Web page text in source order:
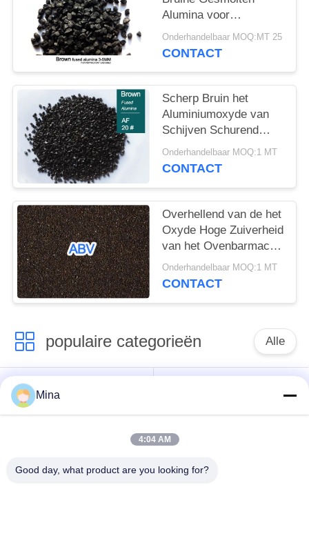
Alumina voor
Castables
Onderhandelbaar MOQ:MT 25
CONTACT
Scherp Bruin het
Aluminiumoxyde van
Schijven Schurend
Grutten FEPA 20#
Onderhandelbaar MOQ:1 MT
CONTACT
Overhellend van de het
Oxyde Hoge Zuiverheid
van het Ovenbarmac
Gesmolten Aluminium
Trigonal het
Onderhandelbaar MOQ:1 MT
CONTACT
populaire categorieën Alle
Het ceramische Parel
Vernietigen
zirconiumdioxyde
Mina
4:04 AM
Good day, what product are you looking for?